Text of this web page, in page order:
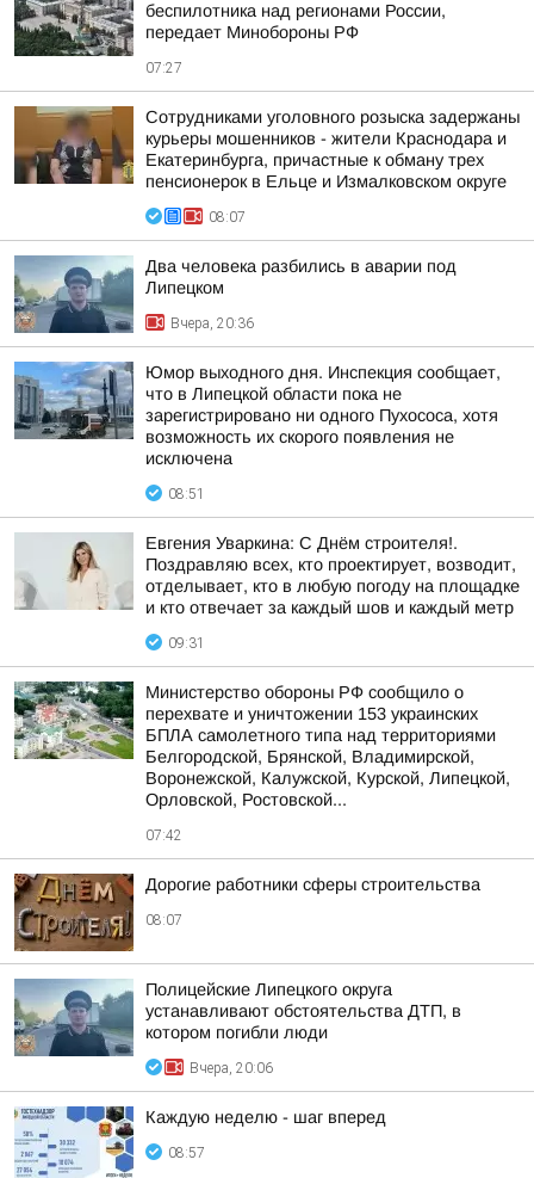
беспилотника над регионами России,
передает Минобороны РФ
07:27
Сотрудниками уголовного розыска задержаны
курьеры мошенников - жители Краснодара и
Екатеринбурга, причастные к обману трех
пенсионерок в Ельце и Измалковском округе
08:07
Два человека разбились в аварии под
Липецком
Вчера, 20:36
Юмор выходного дня. Инспекция сообщает,
что в Липецкой области пока не
зарегистрировано ни одного Пухососа, хотя
возможность их скорого появления не
исключена
08:51
Евгения Уваркина: С Днём строителя!.
Поздравляю всех, кто проектирует, возводит,
отделывает, кто в любую погоду на площадке
и кто отвечает за каждый шов и каждый метр
09:31
Министерство обороны РФ сообщило о
перехвате и уничтожении 153 украинских
БПЛА самолетного типа над территориями
Белгородской, Брянской, Владимирской,
Воронежской, Калужской, Курской, Липецкой,
Орловской, Ростовской...
07:42
Дорогие работники сферы строительства
08:07
Полицейские Липецкого округа
устанавливают обстоятельства ДТП, в
котором погибли люди
Вчера, 20:06
Каждую неделю - шаг вперед
08:57